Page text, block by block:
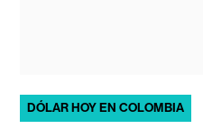
DÓLAR HOY EN COLOMBIA